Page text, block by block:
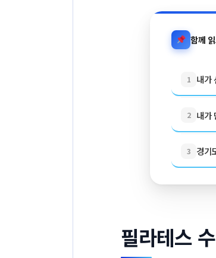
함께
1 내가
2 내가
3 경기
필라테스